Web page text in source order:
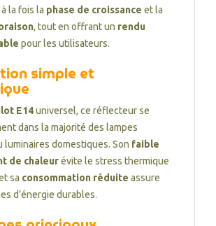
la fois la phase de croissance et la
, tout en offrant un rendu
pour les utilisateurs.
simple et
E14universel, ce réflecteur se
dans la majorité des lampes
luminaires domestiques. Son faible
de chaleurévite le stress thermique
sa consommation réduite assure
d’énergie durables.